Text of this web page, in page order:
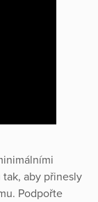
aby přinesly
Podpořte